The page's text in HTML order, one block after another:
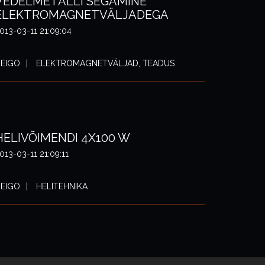
03-11 21:09:04
ELEKTROMAGNETVÄLJAD, TEADUS
4X100 W
03-11 21:09:11
HELITEHNIKA